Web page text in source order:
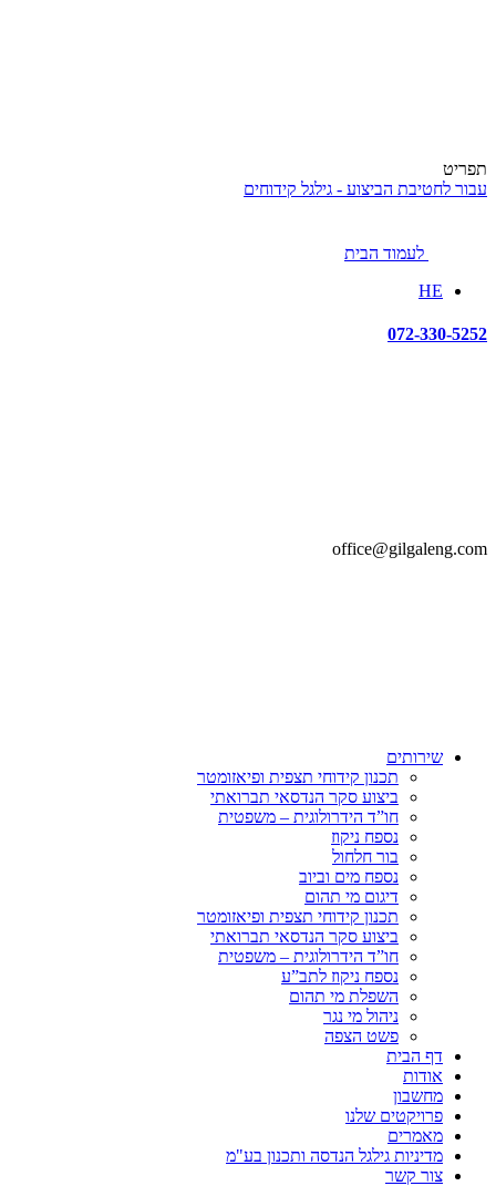
תפריט
עבור לחטיבת הביצוע - גילגל קידוחים
לעמוד הבית
HE
072-330-5252
office@gilgaleng.com
שירותים
תכנון קידוחי תצפית ופיאזומטר
ביצוע סקר הנדסאי תברואתי
חו”ד הידרולוגית – משפטית
נספח ניקוז
בור חלחול
נספח מים וביוב
דיגום מי תהום
תכנון קידוחי תצפית ופיאזומטר
ביצוע סקר הנדסאי תברואתי
חו”ד הידרולוגית – משפטית
נספח ניקוז לתב”ע
השפלת מי תהום
ניהול מי נגר
פשט הצפה
דף הבית
אודות
מחשבון
פרויקטים שלנו
מאמרים
מדיניות גילגל הנדסה ותכנון בע"מ
צור קשר